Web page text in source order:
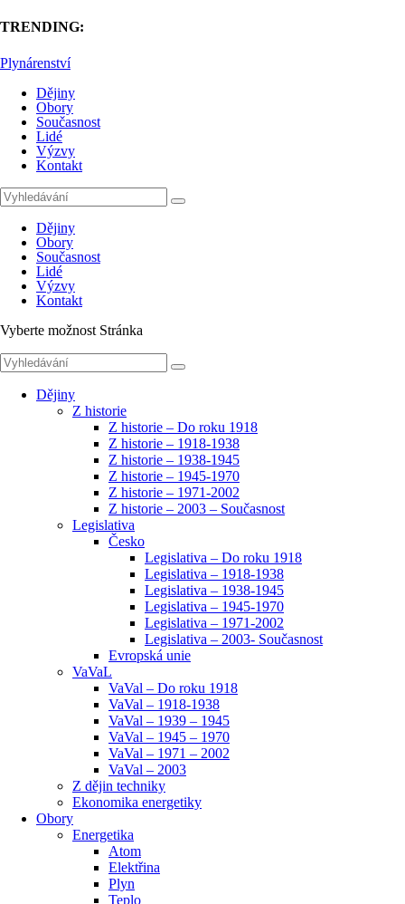
TRENDING:
Plynárenství
Dějiny
Obory
Současnost
Lidé
Výzvy
Kontakt
Dějiny
Obory
Současnost
Lidé
Výzvy
Kontakt
Vyberte možnost Stránka
Dějiny
Z historie
Z historie – Do roku 1918
Z historie – 1918-1938
Z historie – 1938-1945
Z historie – 1945-1970
Z historie – 1971-2002
Z historie – 2003 – Současnost
Legislativa
Česko
Legislativa – Do roku 1918
Legislativa – 1918-1938
Legislativa – 1938-1945
Legislativa – 1945-1970
Legislativa – 1971-2002
Legislativa – 2003- Současnost
Evropská unie
VaVaL
VaVal – Do roku 1918
VaVal – 1918-1938
VaVal – 1939 – 1945
VaVal – 1945 – 1970
VaVal – 1971 – 2002
VaVal – 2003
Z dějin techniky
Ekonomika energetiky
Obory
Energetika
Atom
Elektřina
Plyn
Teplo